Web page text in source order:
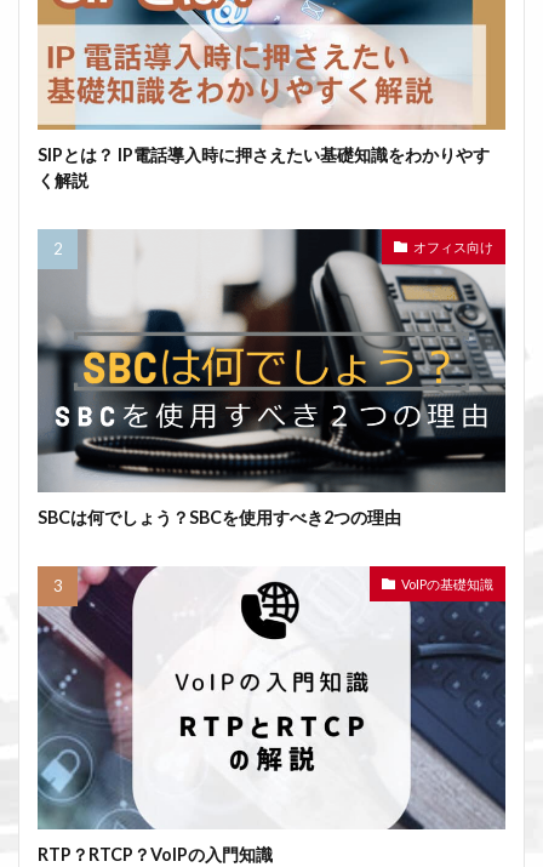
SIPとは？ IP電話導入時に押さえたい基礎知識をわかりやす
く解説
オフィス向け
SBCは何でしょう？SBCを使用すべき2つの理由
VoIPの基礎知識
RTP？RTCP？VoIPの入門知識